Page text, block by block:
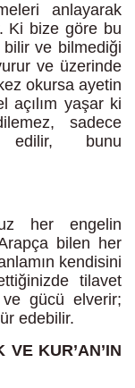
anlayarak
Ki bize göre bu
ve bilmediği
ve üzerinde
okursa ayetin
açılım yaşar ki
sadece
edilir, bunu
her engelin
bilen her
kendisini
tilavet
ve gücü elverir;
edebilir.
KUR’AN’IN